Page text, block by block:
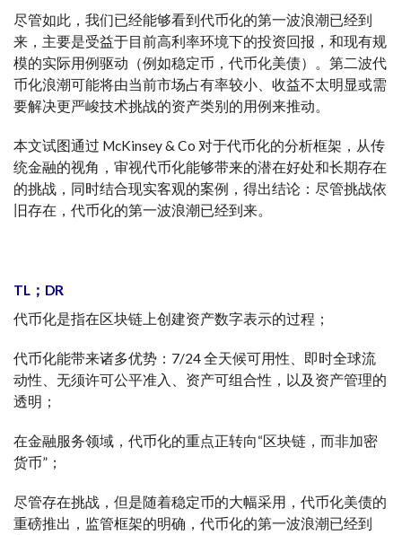
尽管如此，我们已经能够看到代币化的第一波浪潮已经到
来，主要是受益于目前高利率环境下的投资回报，和现有规
模的实际用例驱动（例如稳定币，代币化美债）。第二波代
币化浪潮可能将由当前市场占有率较小、收益不太明显或需
要解决更严峻技术挑战的资产类别的用例来推动。
本文试图通过 McKinsey & Co 对于代币化的分析框架，从传
统金融的视角，审视代币化能够带来的潜在好处和长期存在
的挑战，同时结合现实客观的案例，得出结论：尽管挑战依
旧存在，代币化的第一波浪潮已经到来。
TL；DR
代币化是指在区块链上创建资产数字表示的过程；
代币化能带来诸多优势：7/24 全天候可用性、即时全球流
动性、无须许可公平准入、资产可组合性，以及资产管理的
透明；
在金融服务领域，代币化的重点正转向“区块链，而非加密
货币”；
尽管存在挑战，但是随着稳定币的大幅采用，代币化美债的
重磅推出，监管框架的明确，代币化的第一波浪潮已经到